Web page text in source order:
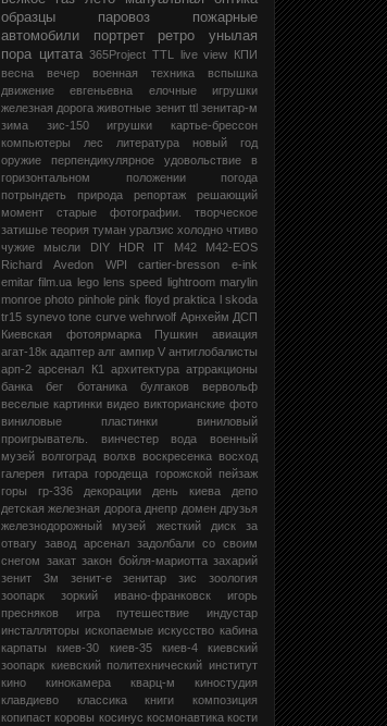
образцы
паровоз
пожарные
автомобили
портрет ретро
унылая
пора цитата 365Project TTL live view КПИ
весна
вечер военная техника
вспышка
движение
евгеньевна
елочные игрушки
железная дорога животные зенит ttl зенитар-м
зима
зис-150 игрушки
картье-брессон
компьютеры
лес литература
новый год
оружие
перпендикулярное удовольствие в
горизонтальном положении
погода
потрындеть
природа репортаж
решающий
момент
старые фотографии.
творческое
затишье теория туман уралзис холодно чтиво
чужие мысли
DIY HDR IT M42
M42-EOS
Richard Avedon
WPI cartier-bresson
e-ink
emitar film.ua lego lens speed lightroom marylin
monroe photo pinhole pink floyd praktica l skoda
tr15 synevo tone curve wehrwolf Арнхейм ДСП
Киевская фотоярмарка
Пушкин
авиация
агат-18к адаптер алг ампир V антиглобалисты
арп-2 арсенал К1 архитектура атрракционы
банка
бег ботаника булгаков
вервольф
веселые картинки видео викторианские фото
виниловые пластинки
виниловый
проигрыватель.
винчестер вода
военный
музей волгоград волхв воскресенка
восход
галерея
гитара городеща
горожской пейзаж
горы
гр-336 декорации день киева
депо
детская железная дорога днепр домен друзья
железнодорожный музей
жесткий диск
за
отвагу
завод арсенал
задолбали со своим
снегом
закат закон бойля-мариотта захарий
зенит 3м
зенит-е зенитар зис
зоология
зоопарк
зоркий ивано-франковск
игорь
пресняков
игра путешествие
индустар
инсталляторы ископаемые искусство кабина
карпаты
киев-30 киев-35 киев-4
киевский
зоопарк киевский политехнический институт
кино
кинокамера кварц-м
киностудия
клавдиево
классика книги
композиция
копипаст коровы косинус космонавтика кости